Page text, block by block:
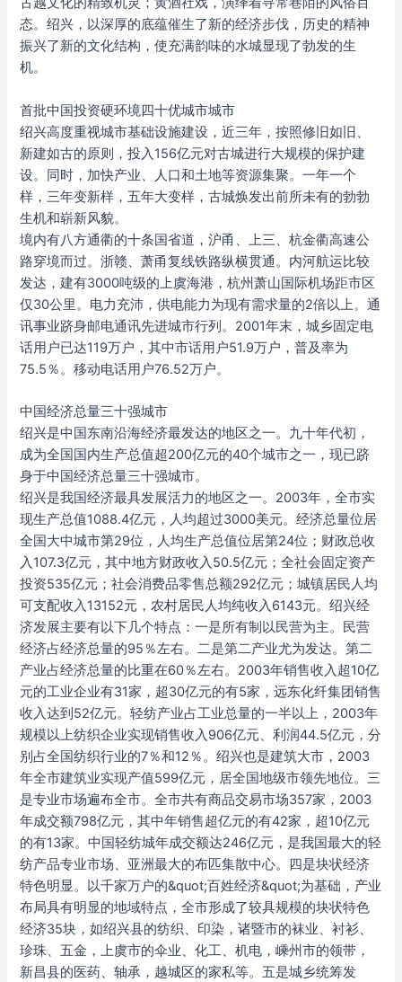
态。绍兴，以深厚的底蕴催生了新的经济步伐，历史的精神
振兴了新的文化结构，使充满韵味的水城显现了勃发的生
机。
首批中国投资硬环境四十优城市城市
绍兴高度重视城市基础设施建设，近三年，按照修旧如旧、
新建如古的原则，投入156亿元对古城进行大规模的保护建
设。同时，加快产业、人口和土地等资源集聚。一年一个
样，三年变新样，五年大变样，古城焕发出前所未有的勃勃
生机和崭新风貌。
境内有八方通衢的十条国省道，沪甬、上三、杭金衢高速公
路穿境而过。浙赣、萧甬复线铁路纵横贯通。内河航运比较
发达，建有3000吨级的上虞海港，杭州萧山国际机场距市区
仅30公里。电力充沛，供电能力为现有需求量的2倍以上。通
讯事业跻身邮电通讯先进城市行列。2001年末，城乡固定电
话用户已达119万户，其中市话用户51.9万户，普及率为
75.5％。移动电话用户76.52万户。
中国经济总量三十强城市
绍兴是中国东南沿海经济最发达的地区之一。九十年代初，
成为全国国内生产总值超200亿元的40个城市之一，现已跻
身于中国经济总量三十强城市。
绍兴是我国经济最具发展活力的地区之一。2003年，全市实
现生产总值1088.4亿元，人均超过3000美元。经济总量位居
全国大中城市第29位，人均生产总值位居第24位；财政总收
入107.3亿元，其中地方财政收入50.5亿元；全社会固定资产
投资535亿元；社会消费品零售总额292亿元；城镇居民人均
可支配收入13152元，农村居民人均纯收入6143元。绍兴经
济发展主要有以下几个特点：一是所有制以民营为主。民营
经济占经济总量的95％左右。二是第二产业尤为发达。第二
产业占经济总量的比重在60％左右。2003年销售收入超10亿
元的工业企业有31家，超30亿元的有5家，远东化纤集团销售
收入达到52亿元。轻纺产业占工业总量的一半以上，2003年
规模以上纺织企业实现销售收入906亿元、利润44.5亿元，分
别占全国纺织行业的7％和12％。绍兴也是建筑大市，2003
年全市建筑业实现产值599亿元，居全国地级市领先地位。三
是专业市场遍布全市。全市共有商品交易市场357家，2003
年成交额798亿元，其中年销售超亿元的有42家，超10亿元
的有13家。中国轻纺城年成交额达246亿元，是我国最大的轻
纺产品专业市场、亚洲最大的布匹集散中心。四是块状经济
特色明显。以千家万户的&quot;百姓经济&quot;为基础，产业
布局具有明显的地域特点，全市形成了较具规模的块状特色
经济35块，如绍兴县的纺织、印染，诸暨市的袜业、衬衫、
珍珠、五金，上虞市的伞业、化工、机电，嵊州市的领带，
新昌县的医药、轴承，越城区的家私等。五是城乡统筹发